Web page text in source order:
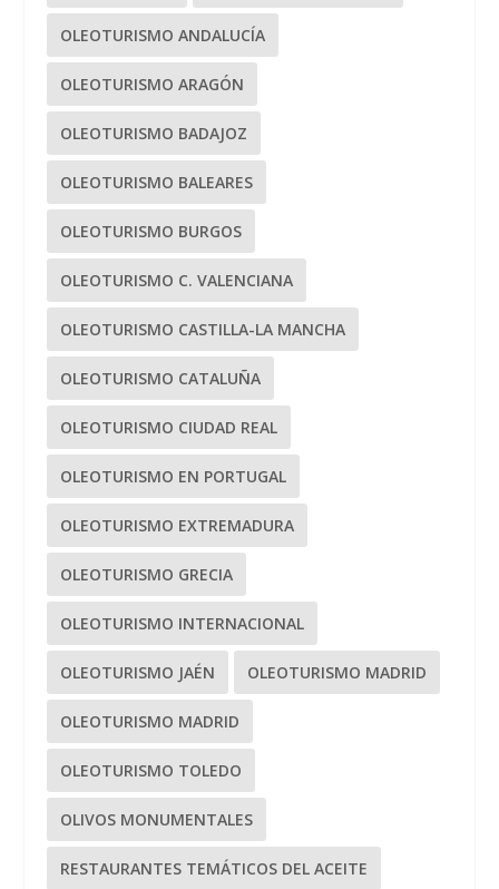
OLEOTURISMO ANDALUCÍA
OLEOTURISMO ARAGÓN
OLEOTURISMO BADAJOZ
OLEOTURISMO BALEARES
OLEOTURISMO BURGOS
OLEOTURISMO C. VALENCIANA
OLEOTURISMO CASTILLA-LA MANCHA
OLEOTURISMO CATALUÑA
OLEOTURISMO CIUDAD REAL
OLEOTURISMO EN PORTUGAL
OLEOTURISMO EXTREMADURA
OLEOTURISMO GRECIA
OLEOTURISMO INTERNACIONAL
OLEOTURISMO JAÉN OLEOTURISMO MADRID
OLEOTURISMO MADRID
OLEOTURISMO TOLEDO
OLIVOS MONUMENTALES
RESTAURANTES TEMÁTICOS DEL ACEITE